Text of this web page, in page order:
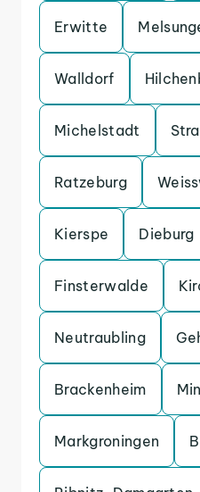
Erwitte
Walldorf
Michelstadt
Ratzeburg
Kierspe Dieburg
Finsterwalde
Neutraubling
Brackenheim
Markgroningen